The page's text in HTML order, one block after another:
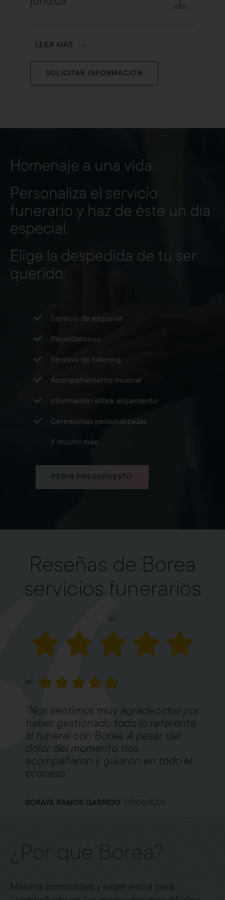
LEER MÁS
SOLICITAR INFORMACIÓN
Homenaje a una vida.
Personaliza el servicio
funerario y haz de éste un día
especial.
Elige la despedida de tu ser
querido.
Servicio de esquelas
Recordatorios
Servicio de catering
Acompañamiento musical
Información sobre alojamiento
Ceremonias personalizadas
Y mucho más...
PEDIR PRESUPUESTO
Reseñas de Borea
servicios funerarios
“Nos sentimos muy agradecidos por
haber gestionado todo lo referente
al funeral con Borea. A pesar del
dolor del momento, nos
acompañaron y guiaron en todo el
proceso.”
SORAYA RAMOS GARRIDO. 09/06/2026
¿Por qué Borea?
Máxima comodidad y experiencia para